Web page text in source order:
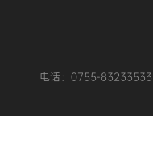
电话：0755-83233533